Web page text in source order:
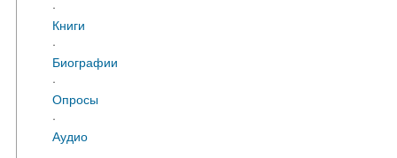
·
Книги
·
Биографии
·
Опросы
·
Аудио